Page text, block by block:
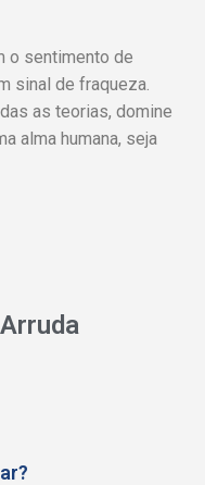
o sentimento de
sinal de fraqueza.
as teorias, domine
alma humana, seja